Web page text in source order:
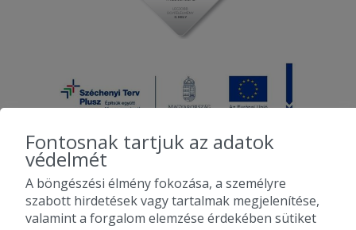
2010-2026 Copyright - Falatozz.hu - Diston-line Kft.
Pizza, gyros, hamburger, menük kedvező áron, egy helyen az összes
Fontosnak tartjuk az adatok
védelmét
A böngészési élmény fokozása, a személyre
szabott hirdetések vagy tartalmak megjelenítése,
valamint a forgalom elemzése érdekében sütiket